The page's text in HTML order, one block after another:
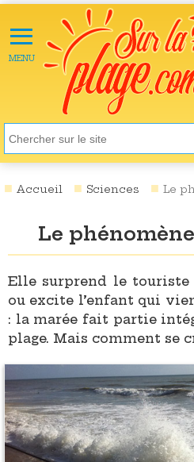
≡
MENU
ACTU
LOISIRS
NATURE
SANTÉ
SOCIÉTÉ
CULTURE
DESTINATIONS
VIDÉOS
Accueil Sciences Le
Le
Elle surprend le
ou excite l’enfant qui
: la marée fait partie
plage. Mais comment se